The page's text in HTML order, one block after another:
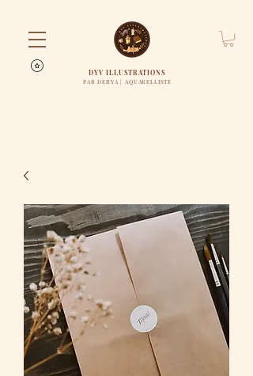
DYV ILLUSTRATIONS
PAR DERYA | AQUARELLISTE